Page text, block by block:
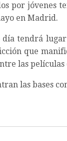
por jóvenes
en Madrid.
día tendrá
que
las películas
las bases